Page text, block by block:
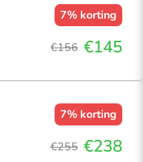
7% korting
€156 €145
7% korting
€255 €238